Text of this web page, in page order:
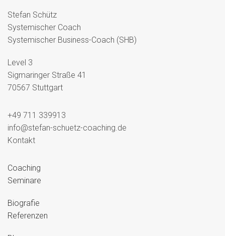
Stefan Schütz
Systemischer Coach
Systemischer Business-Coach (SHB)
Level 3
Sigmaringer Straße 41
70567 Stuttgart
+49 711 339913
info@stefan-schuetz-coaching.de
Kontakt
Coaching
Seminare
Biografie
Referenzen